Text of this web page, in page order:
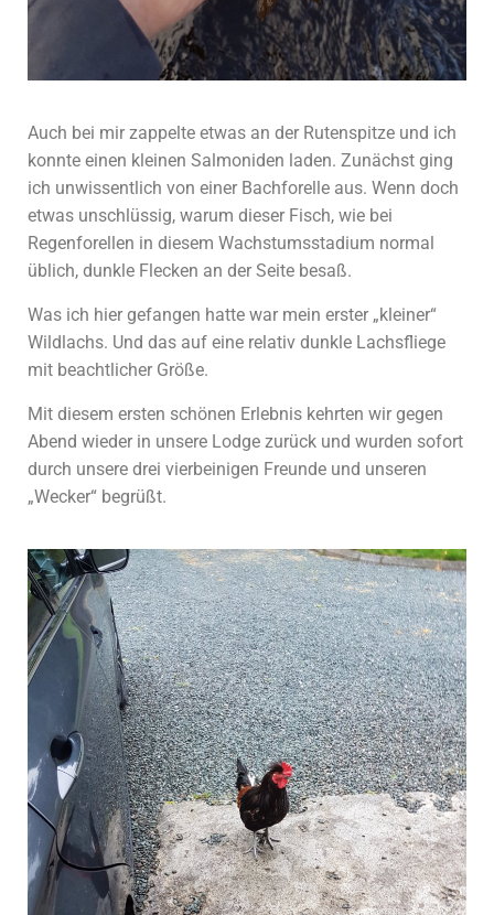
Auch bei mir zappelte etwas an der Rutenspitze und ich
konnte einen kleinen Salmoniden laden. Zunächst ging
ich unwissentlich von einer Bachforelle aus. Wenn doch
etwas unschlüssig, warum dieser Fisch, wie bei
Regenforellen in diesem Wachstumsstadium normal
üblich, dunkle Flecken an der Seite besaß.
Was ich hier gefangen hatte war mein erster „kleiner“
Wildlachs. Und das auf eine relativ dunkle Lachsfliege
mit beachtlicher Größe.
Mit diesem ersten schönen Erlebnis kehrten wir gegen
Abend wieder in unsere Lodge zurück und wurden sofort
durch unsere drei vierbeinigen Freunde und unseren
„Wecker“ begrüßt.